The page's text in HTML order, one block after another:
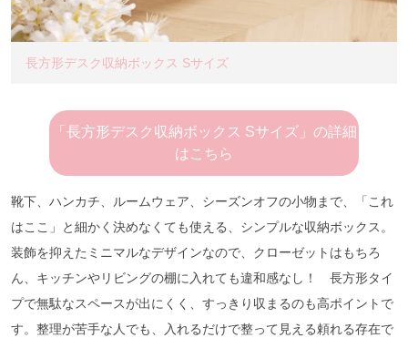
長方形デスク収納ボックス Sサイズ
「長方形デスク収納ボックス Sサイズ」の詳細
はこちら
靴下、ハンカチ、ルームウェア、シーズンオフの小物まで、「これ
はここ」と細かく決めなくても使える、シンプルな収納ボックス。
装飾を抑えたミニマルなデザインなので、クローゼットはもちろ
ん、キッチンやリビングの棚に入れても違和感なし！ 長方形タイ
プで無駄なスペースが出にくく、すっきり収まるのも高ポイントで
す。整理が苦手な人でも、入れるだけで整って見える頼れる存在で